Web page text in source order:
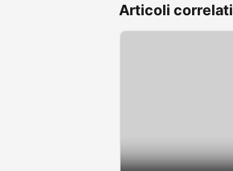
Articoli correlati